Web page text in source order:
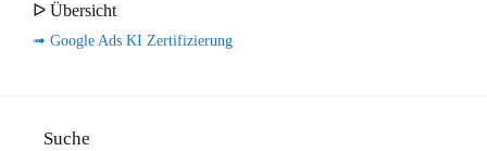
ᐅ Übersicht
➟ Google Ads KI Zertifizierung
Suche